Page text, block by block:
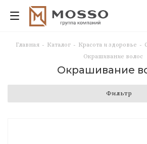
Главная - Каталог - Красота и здоровье -
Окрашивание волос
Окрашивание
Фильтр